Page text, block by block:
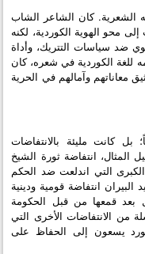
الشعرية. كان الشاعر الشاب
محو الهوية الكوردية، لكنه
ضد سياسات التتريك، وأداة
للغة الكوردية في شعره، كان
معاناتهم وآمالهم في الحرية
كانت مليئة بالانتفاضات
المثال، انتفاضة ثورة الشيخ
الكبرى التي اندلعت ضد الحكم
انتفاضة قومية ودينية
بعد قمعها من قبل الحكومة
من الانتفاضات الأخرى التي
يسعون إلى الحفاظ على